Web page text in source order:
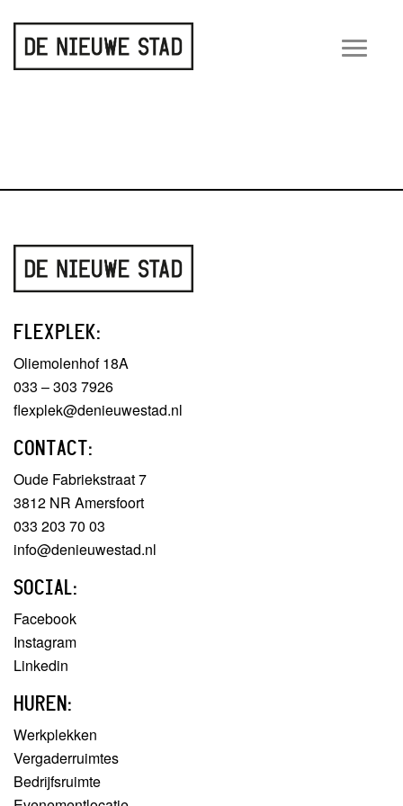
FLEXPLEK:
Oliemolenhof 18A
033 – 303 7926
flexplek@denieuwestad.nl
CONTACT:
Oude Fabriekstraat 7
3812 NR Amersfoort
033 203 70 03
info@denieuwestad.nl
SOCIAL:
Facebook
Instagram
Linkedin
HUREN:
Werkplekken
Vergaderruimtes
Bedrijfsruimte